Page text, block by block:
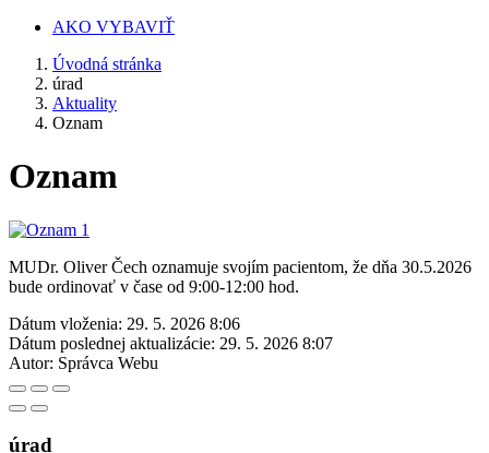
AKO VYBAVIŤ
Úvodná stránka
úrad
Aktuality
Oznam
Oznam
MUDr. Oliver Čech oznamuje svojím pacientom, že dňa 30.5.2026
bude ordinovať v čase od 9:00-12:00 hod.
Dátum vloženia: 29. 5. 2026 8:06
Dátum poslednej aktualizácie: 29. 5. 2026 8:07
Autor: Správca Webu
úrad